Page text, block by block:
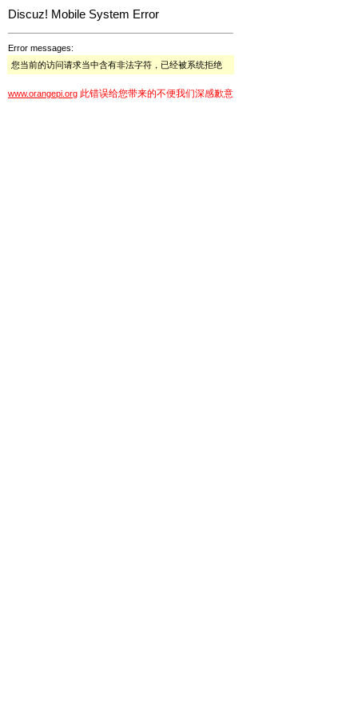
Discuz! Mobile System Error
Error messages:
您当前的访问请求当中含有非法字符，已经被系统拒绝
www.orangepi.org 此错误给您带来的不便我们深感歉意